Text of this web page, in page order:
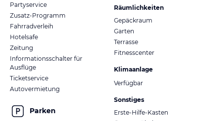
Partyservice
Zusatz-Programm
Fahrradverleih
Hotelsafe
Zeitung
Informationsschalter für
Ausflüge
Ticketservice
Autovermietung
Parken
Räumlichkeiten
Gepäckraum
Garten
Terrasse
Fitnesscenter
Klimaanlage
Verfügbar
Sonstiges
Erste-Hilfe-Kasten